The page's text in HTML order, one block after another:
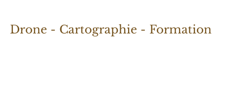
Drone - Cartographie - Formation